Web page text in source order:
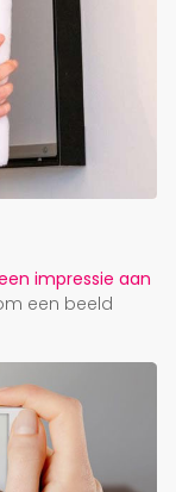
impressie aan
een beeld